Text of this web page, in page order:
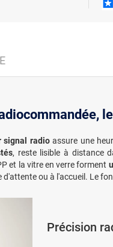
signal radioassure une
, reste lisible à distance
et la vitre en verre forment
d'attente ou à l'accueil. Le
Précision